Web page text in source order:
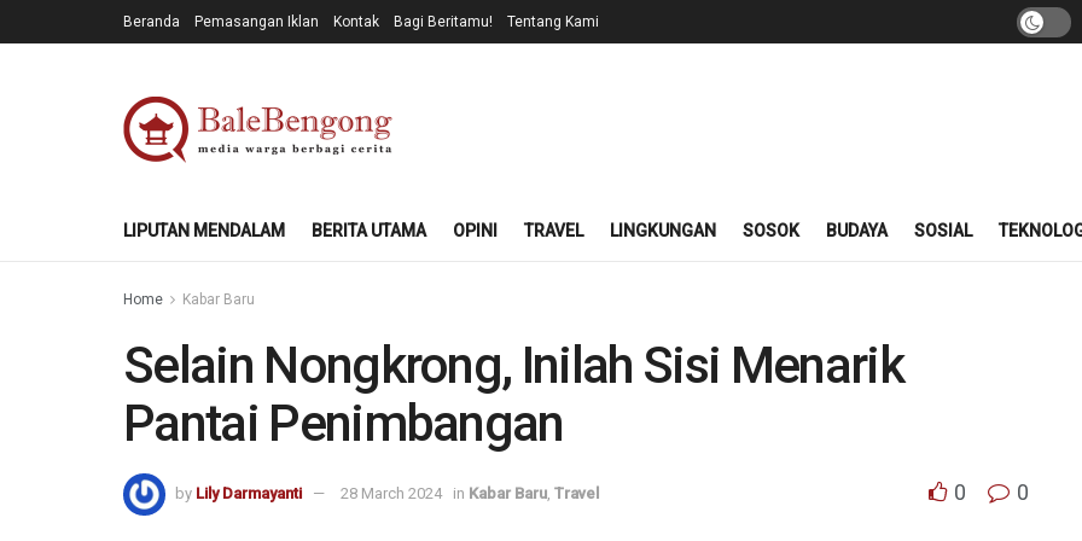
Beranda Pemasangan Iklan Kontak Bagi Beritamu! Tentang Kami
LIPUTAN MENDALAM BERITA UTAMA OPINI TRAVEL LINGKUNGAN SOSOK BUDAYA SOSIAL
Home Kabar Baru
Selain Nongkrong, Inilah Sisi Menarik
Pantai Penimbangan
by Lily Darmayanti 28 March 2024 in Kabar Baru Travel 0 0